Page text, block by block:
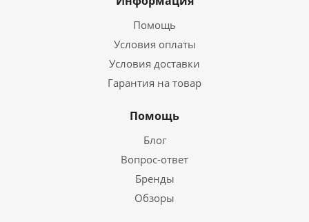
Помощь
Условия оплаты
Условия доставки
Гарантия на товар
Помощь
Блог
Вопрос-ответ
Бренды
Обзоры